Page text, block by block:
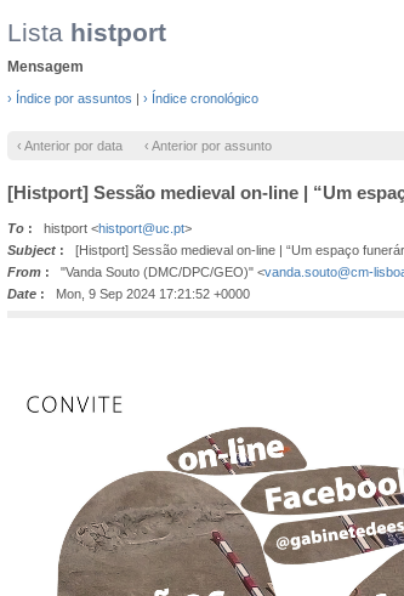
Lista histport
Mensagem
› Índice por assuntos | › Índice cronológico
‹ Anterior por data ‹ Anterior por assunto
[Histport] Sessão medieval on-line | “Um
To : histport <histport@uc.pt>
Subject : [Histport] Sessão medieval on-line | “Um espaço
From : "Vanda Souto (DMC/DPC/GEO)" <vanda.souto@cm-
Date : Mon, 9 Sep 2024 17:21:52 +0000